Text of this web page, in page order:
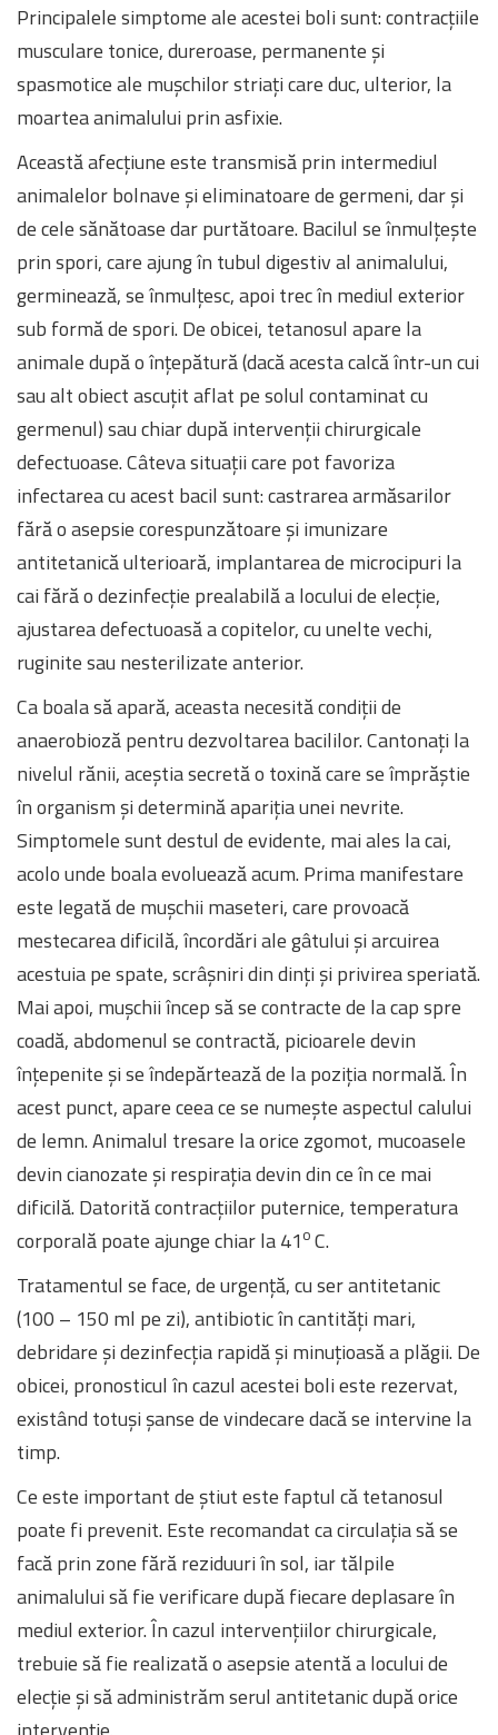
Principalele simptome ale acestei boli sunt: contracțiile
musculare tonice, dureroase, permanente și
spasmotice ale mușchilor striați care duc, ulterior, la
moartea animalului prin asfixie.
Această afecțiune este transmisă prin intermediul
animalelor bolnave și eliminatoare de germeni, dar și
de cele sănătoase dar purtătoare. Bacilul se înmulțește
prin spori, care ajung în tubul digestiv al animalului,
germinează, se înmulțesc, apoi trec în mediul exterior
sub formă de spori. De obicei, tetanosul apare la
animale după o înțepătură (dacă acesta calcă într-un cui
sau alt obiect ascuțit aflat pe solul contaminat cu
germenul) sau chiar după intervenții chirurgicale
defectuoase. Câteva situații care pot favoriza
infectarea cu acest bacil sunt: castrarea armăsarilor
fără o asepsie corespunzătoare și imunizare
antitetanică ulterioară, implantarea de microcipuri la
cai fără o dezinfecție prealabilă a locului de elecție,
ajustarea defectuoasă a copitelor, cu unelte vechi,
ruginite sau nesterilizate anterior.
Ca boala să apară, aceasta necesită condiții de
anaerobioză pentru dezvoltarea bacililor. Cantonați la
nivelul rănii, aceștia secretă o toxină care se împrăștie
în organism și determină apariția unei nevrite.
Simptomele sunt destul de evidente, mai ales la cai,
acolo unde boala evoluează acum. Prima manifestare
este legată de mușchii maseteri, care provoacă
mestecarea dificilă, încordări ale gâtului și arcuirea
acestuia pe spate, scrâșniri din dinți și privirea speriată.
Mai apoi, mușchii încep să se contracte de la cap spre
coadă, abdomenul se contractă, picioarele devin
înțepenite și se îndepărtează de la poziția normală. În
acest punct, apare ceea ce se numește aspectul calului
de lemn. Animalul tresare la orice zgomot, mucoasele
devin cianozate și respirația devin din ce în ce mai
dificilă. Datorită contracțiilor puternice, temperatura
corporală poate ajunge chiar la 41 o C.
Tratamentul se face, de urgență, cu ser antitetanic
(100 – 150 ml pe zi), antibiotic în cantități mari,
debridare și dezinfecția rapidă și minuțioasă a plăgii. De
obicei, pronosticul în cazul acestei boli este rezervat,
existând totuși șanse de vindecare dacă se intervine la
timp.
Ce este important de știut este faptul că tetanosul
poate fi prevenit. Este recomandat ca circulația să se
facă prin zone fără reziduuri în sol, iar tălpile
animalului să fie verificare după fiecare deplasare în
mediul exterior. În cazul intervențiilor chirurgicale,
trebuie să fie realizată o asepsie atentă a locului de
elecție și să administrăm serul antitetanic după orice